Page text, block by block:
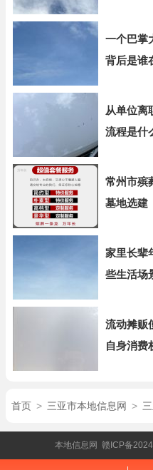
一个巴掌
背后是谁
从单位离
流程是什
常州市殡
墓地选建
家里长辈
些生活场
流动摊贩
自身消费
首页 > 三亚市本地信息网 >
本地信息网 赣ICP备